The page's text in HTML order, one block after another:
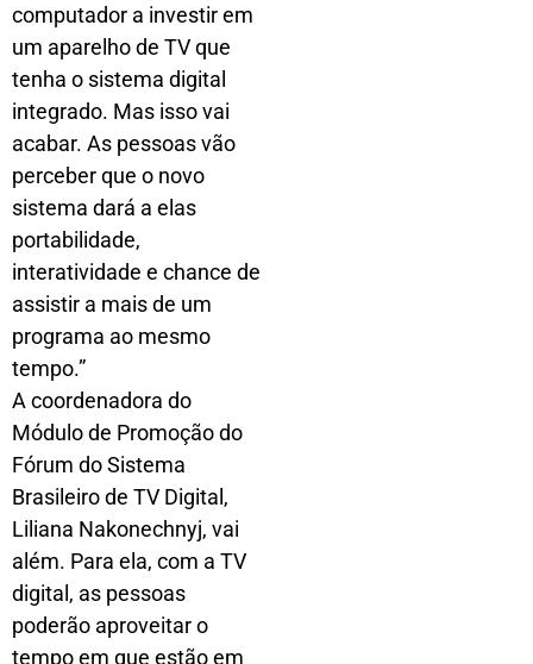
computador a investir em
um aparelho de TV que
tenha o sistema digital
integrado. Mas isso vai
acabar. As pessoas vão
perceber que o novo
sistema dará a elas
portabilidade,
interatividade e chance de
assistir a mais de um
programa ao mesmo
tempo.”
A coordenadora do
Módulo de Promoção do
Fórum do Sistema
Brasileiro de TV Digital,
Liliana Nakonechnyj, vai
além. Para ela, com a TV
digital, as pessoas
poderão aproveitar o
tempo em que estão em